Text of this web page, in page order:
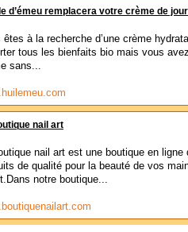
d’émeu remplacera votre crème de
êtes à la recherche d’une crème
tous les bienfaits bio mais vous
sans...
nail art
nail art est une boutique en ligne
de qualité pour la beauté de vos
notre boutique...